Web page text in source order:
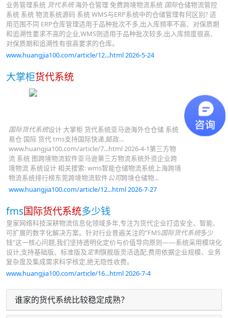
业务管理系统 货代系统海外仓管理 免费跨境物流系统 国际仓储物流管控
系统 系统 物流系统源码 系统 WMS与ERP系统中的仓储管理有何区别? 适
用范围不同 ERP仓库管理适用于品种批次不多,出入库频率不高、对保质期
和追溯性要求不高的企业,WMS则适用于品种批次较多,出入库频度很高、
对保质期和追溯性有很高要求的仓库。
www.huangjia100.com/article/12...html 2026-5-24
大掌柜货代系统
国际货代系统设计 大掌柜 货代系统亚马逊海外仓仓储 系统
易仓 国际 货代 tms支持国际快递,邮政...
www.huangjia100.com/article/7...html 2026-4-1第三方物
流 系统 图跨境物流软件亚马逊第三方物流系统外资企业跨
境物流 系统设计 相关搜索: wms智能仓储物流系统上海跨境
物流系统排行榜东莞跨境物流软件公司跨境仓储物...
www.huangjia100.com/article/12...html 2026-7-27
fms国际货代系统多少钱
皇家网络科技深耕物流信息化领域多年,专注为货代企业打造安全、智能、
可扩展的数字化解决方案。针对行业普遍关注的“FMS国际货代系统多少
钱”这一核心问题,我们坚持透明化定价与价值导向原则——系统采用模块化
设计,支持基础版、标准版及定制旗舰版灵活选配,费用依据企业规模、业务
复杂度及集成需求科学核定,绝无隐性收费。
www.huangjia100.com/article/16...html 2026-7-4
谁家的货代系统比较稳定成熟？